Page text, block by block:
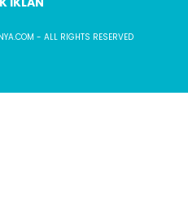
- ALL RIGHTS RESERVED